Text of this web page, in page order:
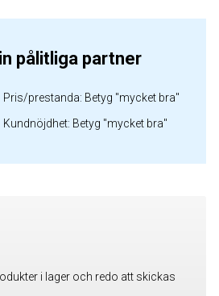
pålitliga partner
Pris/prestanda: Betyg "mycket bra"
Kundnöjdhet: Betyg "mycket bra"
i lager och redo att skickas